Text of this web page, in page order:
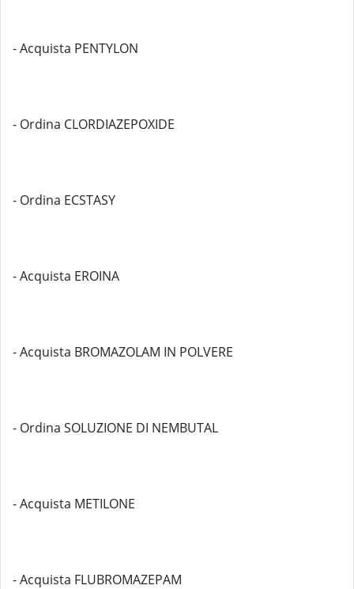
- Acquista PENTYLON
- Ordina CLORDIAZEPOXIDE
- Ordina ECSTASY
- Acquista EROINA
- Acquista BROMAZOLAM IN POLVERE
- Ordina SOLUZIONE DI NEMBUTAL
- Acquista METILONE
- Acquista FLUBROMAZEPAM